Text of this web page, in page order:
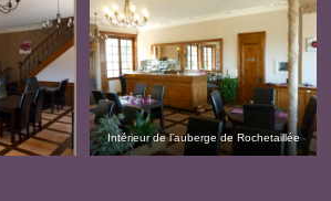
Intérieur de l’auberge de Rochetaillée